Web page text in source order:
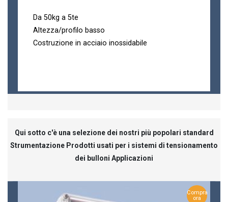
Da 50kg a 5te
Altezza/profilo basso
Costruzione in acciaio inossidabile
Qui sotto c'è una selezione dei nostri più popolari standard
Strumentazione Prodotti usati per i sistemi di tensionamento
dei bulloni Applicazioni
Compra
ora